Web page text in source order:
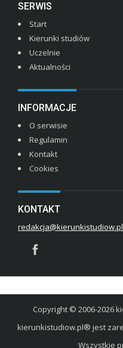
SERWIS
Start
Kierunki studiów
Uczelnie
Aktualności
INFORMACJE
O serwisie
Regulamin
Kontakt
Cookies
KONTAKT
redakcja@kierunkistudiow.pl
Copyright © 2006-2026
kierunkistudiow.pl® jest
Wszystkie